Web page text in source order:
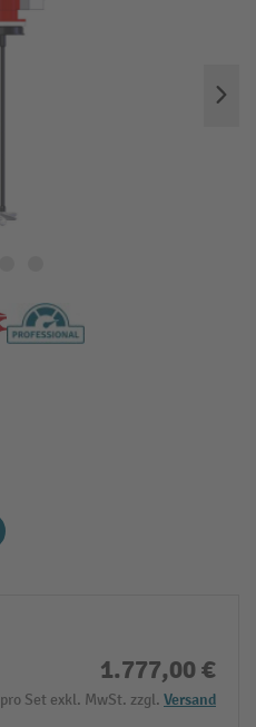
1.777,00 €
pro Set exkl. MwSt. zzgl. Versand